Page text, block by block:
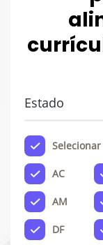
Estado
AC
AM
DF